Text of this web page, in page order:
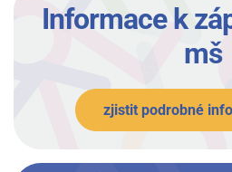
Informace k
mš
zjistit podrobné